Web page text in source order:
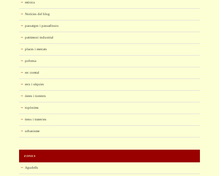
música
Notícies del blog
passatges i passadissos
patrimoni industrial
places i mercats
pobresa
rec comtal
recs i sèquies
rieres i torrents
topònims
trens i tramvies
urbanisme
ZONES
Agudells